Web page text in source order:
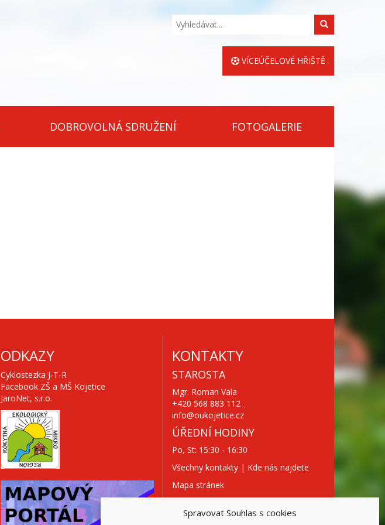
Spravovat Souhlas s cookies
Hledat
VÍCEÚČELOVÉ HŘIŠTĚ
DOBROVOLNÁ SDRUŽENÍ FOTOGALERIE
ODKAZY
Cyklostezka J-T-R
Facebook ZŠ a MŠ Kojetice
JaroNet, s.r.o.
KONTAKTY
STAROSTA
Mgr. Roman Vala
+420 568 883 112
info@oukojetice.cz
ÚŘEDNÍ HODINY
Po, St: 15:30 - 16:30
Všechny kontakty | Kde nás najdete
Mapa stránek